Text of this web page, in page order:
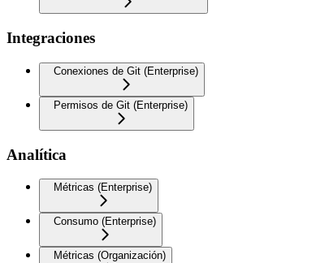
Integraciones
Conexiones de Git (Enterprise)
Permisos de Git (Enterprise)
Analítica
Métricas (Enterprise)
Consumo (Enterprise)
Métricas (Organización)